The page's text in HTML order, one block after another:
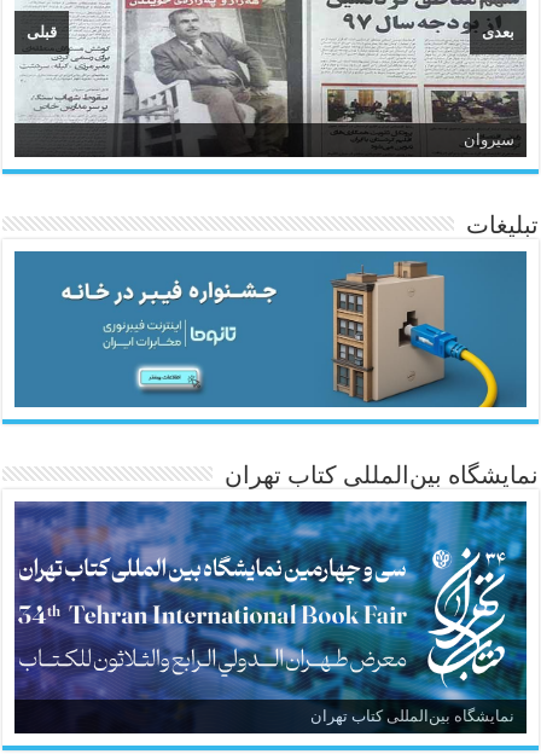
سیروان
ئاژانسی هەواڵی مێهر
قبلی بعدی
تبلیغات
نمایشگاه بین‌المللی کتاب تهران
نمایشگاه بین‌المللی کتاب تهران